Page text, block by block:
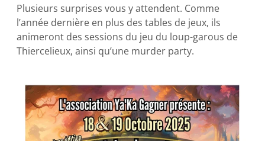
Plusieurs surprises vous y attendent. Comme
l’année dernière en plus des tables de jeux, ils
animeront des sessions du jeu du loup-garous de
Thiercelieux, ainsi qu’une murder party.